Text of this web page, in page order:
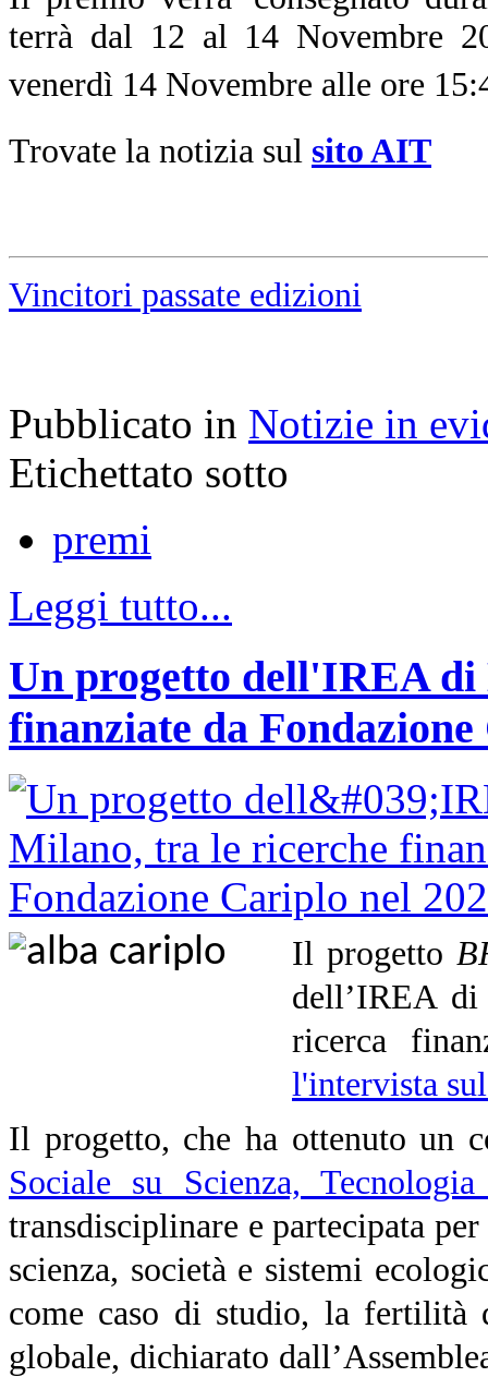
terrà dal 12 al 14 Novembre
venerdì 14 Novembre alle ore
Trovate la notizia sul sito AIT
Vincitori passate edizioni
Pubblicato in Notizie in
Etichettato sotto
premi
Leggi tutto...
Un progetto dell'IREA
finanziate da
Il progetto
dell’IREA
ricerca
l'intervista
Il progetto, che ha ottenuto un
Sociale su Scienza,
transdisciplinare e partecipata
scienza, società e sistemi
come caso di studio, la fertilità
globale, dichiarato